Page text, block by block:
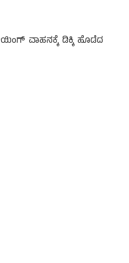
ವಾಹನಕ್ಕೆ ಡಿಕ್ಕಿ ಹೊಡೆದ